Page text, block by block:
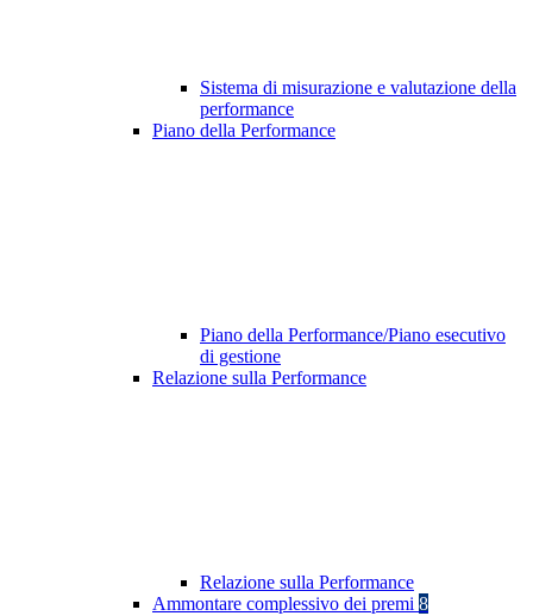
Sistema di misurazione e valutazione della
performance
Piano della Performance
Piano della Performance/Piano esecutivo
di gestione
Relazione sulla Performance
Relazione sulla Performance
Ammontare complessivo dei premi 8